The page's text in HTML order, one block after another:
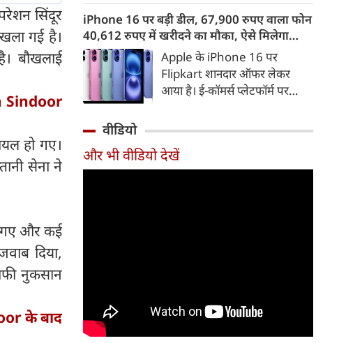
सिंदूर
गई है।
बौखलाई
Sindoor
हो गए।
सेना ने
गए और कई
दिया,
नुकसान
के बाद
कवरेज करने पर कतर के अंतरराष्ट्रीय
समाचार नेटवर्क 'अल जजीरा' पर
पाकिस्तान सरकार की गाज गिरी है।
पाकिस्तान में अल जजीरा की
वेबसाइट को ब्लॉक किए जाने की
खबरें हैं। जानिए इस पूरे विवाद का
ऐतिहासिक व राजनीतिक मामला।
iPhone 16 पर बड़ी डील, 67,900 रुपए वाला फोन
40,612 रुपए में खरीदने का मौका, ऐसे मिलेगा
डिस्काउंट
Apple के iPhone 16 पर
Flipkart शानदार ऑफर लेकर
आया है। ई-कॉमर्स प्लेटफॉर्म पर
ग्राहक एक्सचेंज ऑफर और चुनिंदा
बैंक कार्ड के डिस्काउंट का फायदा
वीडियो
और भी वीडियो देखें